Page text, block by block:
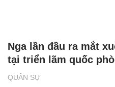
QUÂN SỰ
Nga lần đầu ra mắt
tại triển lãm quốc